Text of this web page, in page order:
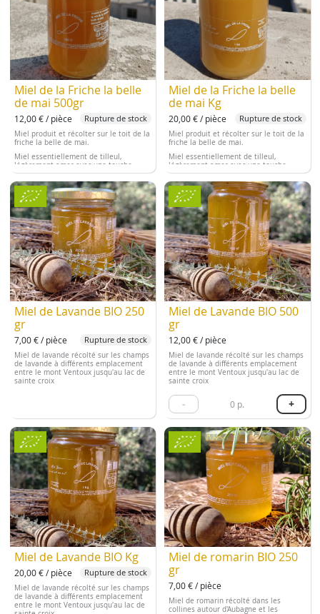
Miel de la Friche la belle
de mai 500gr
12,00 € / pièce Rupture de stock
Miel produit et récolter sur le toit de la
friche la belle de mai.
Miel essentiellement de tilleul,
légèrement amer avec une touche
mentholé
Miel de la Friche la belle
de mai Kg
20,00 € / pièce Rupture de stock
Miel produit et récolter sur le toit de la
friche la belle de mai.
Miel essentiellement de tilleul,
légèrement amer avec une touche
mentholé
Miel de Lavande BIO 250
gr
7,00 € / pièce Rupture de stock
Miel de lavande récolté sur les champs
de lavande à différents emplacement
entre le mont Ventoux jusqu'au lac de
sainte croix
Miel de Lavande BIO 500
gr
12,00 € / pièce
Miel de lavande récolté sur les champs
de lavande à différents emplacement
entre le mont Ventoux jusqu'au lac de
sainte croix
- 0 p. +
Miel de Lavande BIO Kg
20,00 € / pièce Rupture de stock
Miel de lavande récolté sur les champs
de lavande à différents emplacement
entre le mont Ventoux jusqu'au lac de
Miel de romarin BIO 250
gr
7,00 € / pièce
Miel de romarin récolté dans les
collines autour d'Aubagne et les